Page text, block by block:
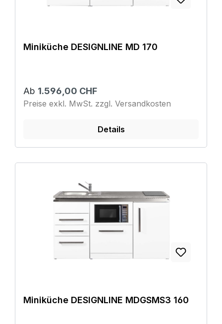
Miniküche DESIGNLINE MD 170
Ab 1.596,00 CHF
Preise exkl. MwSt. zzgl. Versandkosten
Details
Miniküche DESIGNLINE MDGSMS3 160